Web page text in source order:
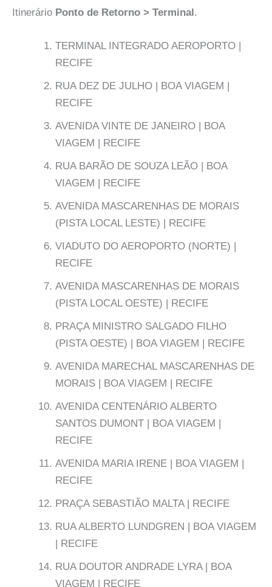
Itinerário Ponto de Retorno > Terminal.
TERMINAL INTEGRADO AEROPORTO |
RECIFE
RUA DEZ DE JULHO | BOA VIAGEM |
RECIFE
AVENIDA VINTE DE JANEIRO | BOA
VIAGEM | RECIFE
RUA BARÃO DE SOUZA LEÃO | BOA
VIAGEM | RECIFE
AVENIDA MASCARENHAS DE MORAIS
(PISTA LOCAL LESTE) | RECIFE
VIADUTO DO AEROPORTO (NORTE) |
RECIFE
AVENIDA MASCARENHAS DE MORAIS
(PISTA LOCAL OESTE) | RECIFE
PRAÇA MINISTRO SALGADO FILHO
(PISTA OESTE) | BOA VIAGEM | RECIFE
AVENIDA MARECHAL MASCARENHAS DE
MORAIS | BOA VIAGEM | RECIFE
AVENIDA CENTENÁRIO ALBERTO
SANTOS DUMONT | BOA VIAGEM |
RECIFE
AVENIDA MARIA IRENE | BOA VIAGEM |
RECIFE
PRAÇA SEBASTIÃO MALTA | RECIFE
RUA ALBERTO LUNDGREN | BOA VIAGEM
| RECIFE
RUA DOUTOR ANDRADE LYRA | BOA
VIAGEM | RECIFE